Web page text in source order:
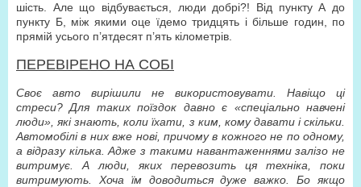
шість. Але що відбувається, люди добрі?! Від пункту А до
пункту Б, між якими оце їдемо тридцять і більше годин, по
прямій усього п’ятдесят п’ять кілометрів.
ПЕРЕВІРЕНО НА СОБІ
Своє авто вирішили не використовувати. Навіщо ці
стреси? Для таких поїздок давно є «спеціально навчені
люди», які знають, коли їхати, з ким, кому давати і скільки.
Автомобілі в них вже нові, причому в кожного не по одному,
а відразу кілька. Адже з такими навантаженнями залізо не
витримує. А люди, яких перевозить ця техніка, поки
витримують. Хоча їм доводиться дуже важко. Бо якщо